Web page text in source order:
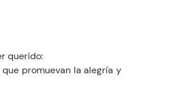
querido:
promuevan la alegría y